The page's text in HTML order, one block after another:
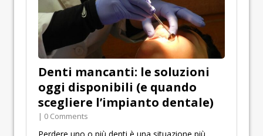
Denti mancanti: le soluzioni
oggi disponibili (e quando
scegliere l’impianto dentale)
| 0 Comments